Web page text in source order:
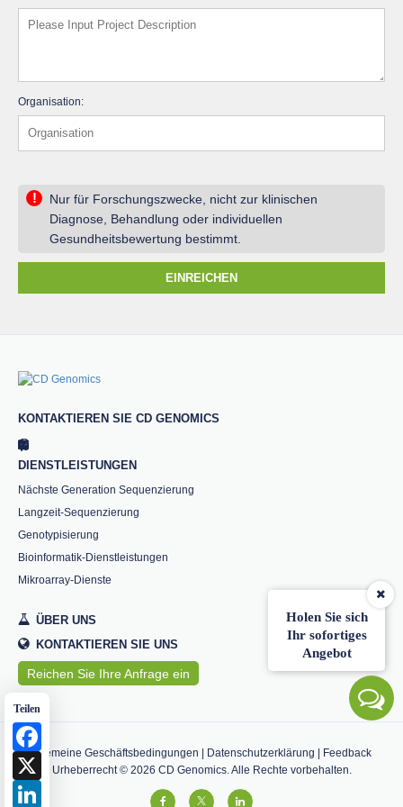
Holen Sie sich
Ihr sofortiges
Angebot
Teilen
Organisation:
!
Nur für Forschungszwecke, nicht zur klinischen
Diagnose, Behandlung oder individuellen
Gesundheitsbewertung bestimmt.
EINREICHEN
KONTAKTIEREN SIE CD GENOMICS
DIENSTLEISTUNGEN
Nächste Generation Sequenzierung
Langzeit-Sequenzierung
Genotypisierung
Bioinformatik-Dienstleistungen
Mikroarray-Dienste
ÜBER UNS
KONTAKTIEREN SIE UNS
Reichen Sie Ihre Anfrage ein
Allgemeine Geschäftsbedingungen | Datenschutzerklärung | Feedback
Urheberrecht © 2026 CD Genomics. Alle Rechte vorbehalten.